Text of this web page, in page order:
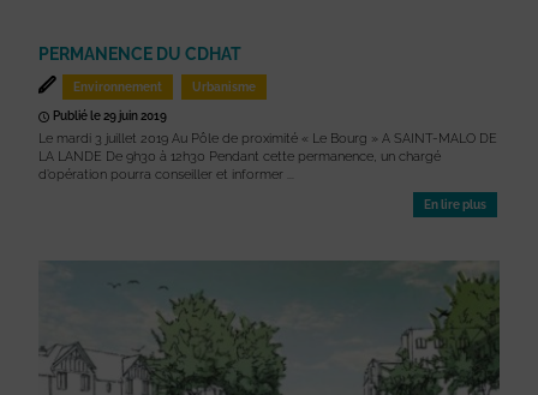
PERMANENCE DU CDHAT
Environnement Urbanisme
Publié le 29 juin 2019
Le mardi 3 juillet 2019 Au Pôle de proximité « Le Bourg » A SAINT-MALO DE
LA LANDE De 9h30 à 12h30 Pendant cette permanence, un chargé
d’opération pourra conseiller et informer ...
En lire plus